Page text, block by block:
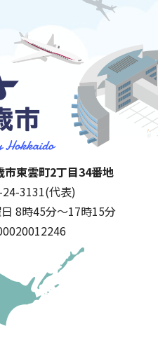
市
市東雲町2丁目34番地
3131(代表)
8時45分～17時15分